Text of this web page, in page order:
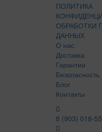
ПОЛИТИКА
ОБРАБОТКИ
ДАННЫХ
О нас
Доставка
Гарантии
Безопасность
Блог
Контакты
8 (903) 018-